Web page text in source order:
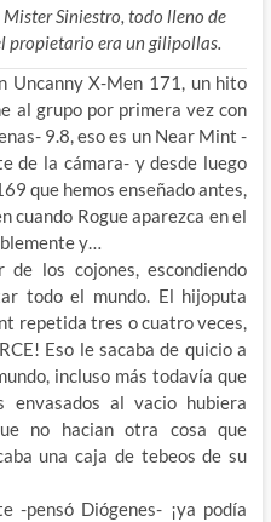
Siniestro, todo lleno de
propietario era un gilipollas.
Uncanny X-Men 171, un hito
al grupo por primera vez con
9.8, eso es un Near Mint -
de la cámara- y desde luego
que hemos enseñado antes,
cuando Rogue aparezca en el
y…
los cojones, escondiendo
todo el mundo. El hijoputa
repetida tres o cuatro veces,
Eso le sacaba de quicio a
incluso más todavía que
envasados al vacio hubiera
no hacian otra cosa que
una caja de tebeos de su
-pensó Diógenes- ¡ya podía